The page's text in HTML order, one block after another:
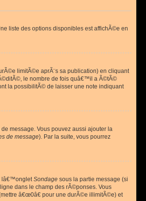
liste des options disponibles est affichÃ©e en
limitÃ©e aprÃ¨s sa publication) en cliquant
le nombre de fois quâ€™il a Ã©tÃ©
la possibilitÃ© de laisser une note indiquant
message. Vous pouvez aussi ajouter la
de message). Par la suite, vous pourrez
lâ€™ongletSondage sous la partie message (si
dans le champ des rÃ©ponses. Vous
â€œ0â€ pour une durÃ©e illimitÃ©e) et